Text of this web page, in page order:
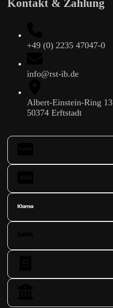
Kontakt & Zahlung
+49 (0) 2235 47047-0
info@rst-ib.de
Albert-Einstein-Ring 13
50374 Erftstadt